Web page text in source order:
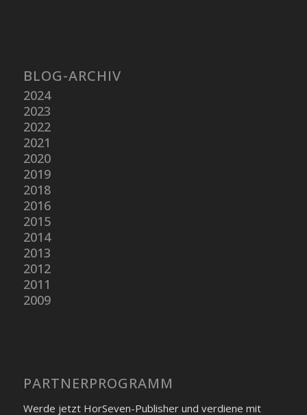
BLOG-ARCHIV
2024
2023
2022
2021
2020
2019
2018
2016
2015
2014
2013
2012
2011
2009
PARTNER­PROGRAMM
Werde jetzt HorSeven-Publisher und verdiene mit